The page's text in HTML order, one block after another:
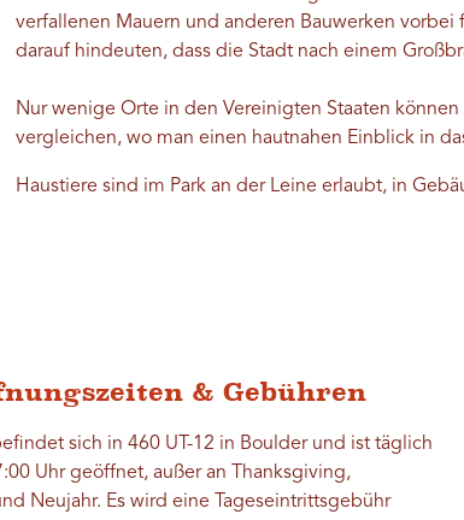
verfallenen Mauern und anderen Bauwerken
darauf hindeuten, dass die Stadt nach einem
Nur wenige Orte in den Vereinigten Staaten
vergleichen, wo man einen hautnahen Einblick in
Haustiere sind im Park an der Leine erlaubt, in
& Gebühren
sich in 460 UT-12 in Boulder und ist täglich
Uhr geöffnet, außer an Thanksgiving,
Neujahr. Es wird eine Tageseintrittsgebühr